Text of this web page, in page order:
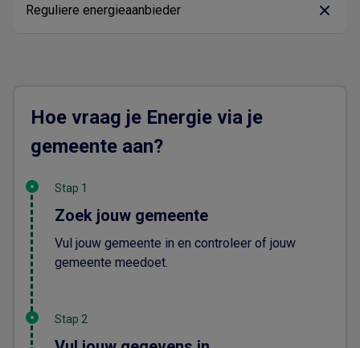
Hoe vraag je Energie via je
gemeente aan?
Stap 1
Zoek jouw gemeente
Vul jouw gemeente in en controleer of jouw
gemeente meedoet.
Stap 2